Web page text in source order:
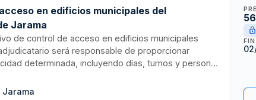
en edificios municipales del
Jarama
de control de acceso en edificios municipales
será responsable de proporcionar
determinada, incluyendo días, turnos y personal
e instrucciones entre trabajadores. Regulado por
Jarama